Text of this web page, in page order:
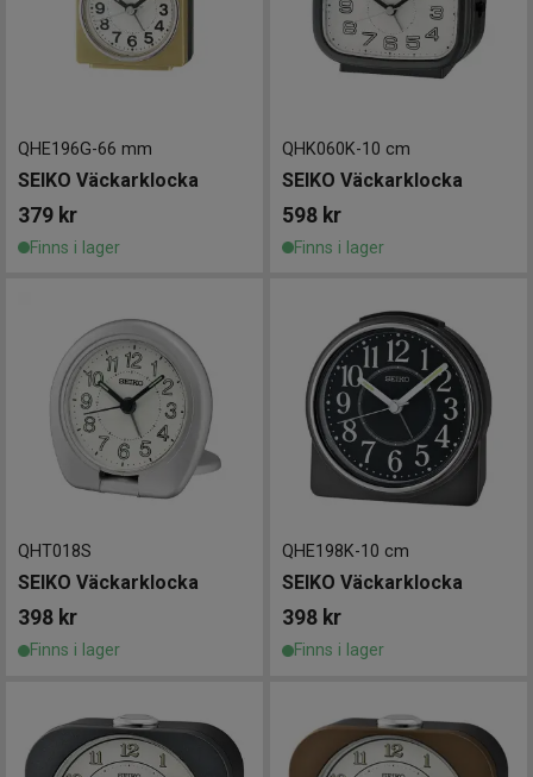
QHE196G-66 mm
SEIKO Väckarklocka
379 kr
Finns i lager
QHK060K-10 cm
SEIKO Väckarklocka
598 kr
Finns i lager
QHT018S
SEIKO Väckarklocka
398 kr
Finns i lager
QHE198K-10 cm
SEIKO Väckarklocka
398 kr
Finns i lager